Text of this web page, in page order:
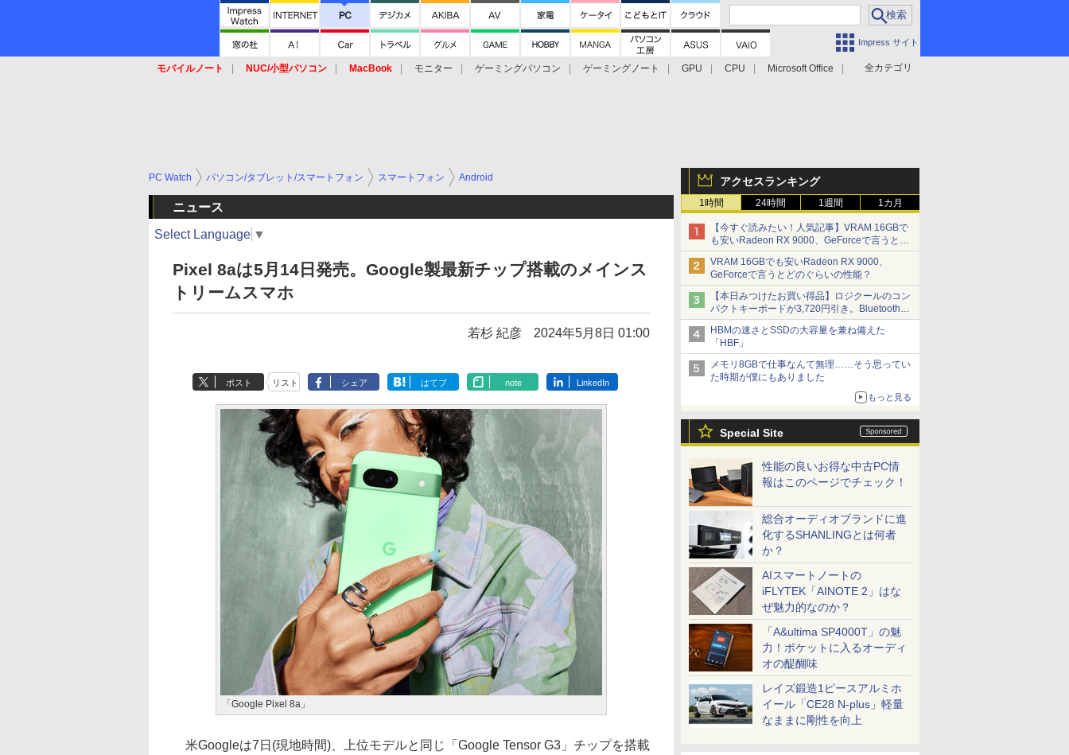
Impress サイト
全カテゴリ
モバイルノート NUC/小型パソコン MacBook モニター ゲーミングパソコン ゲーミングノート GPU CPU
Microsoft Office
アクセスランキング
1時間 24時間 1週間 1カ月
【今すぐ読みたい！人気記事】VRAM 16GBで
も安いRadeon RX 9000、GeForceで言うとど
のぐらいの性能？ - PC Watch
VRAM 16GBでも安いRadeon RX 9000、
GeForceで言うとどのぐらいの性能？
【本日みつけたお買い得品】ロジクールのコン
パクトキーボードが3,720円引き。Bluetoothで3
台接続対応
HBMの速さとSSDの大容量を兼ね備えた
「HBF」
メモリ8GBで仕事なんて無理……そう思ってい
た時期が僕にもありました
もっと見る
Special Site
性能の良いお得な中古PC情
報はこのページでチェック！
総合オーディオブランドに進
化するSHANLINGとは何者
か？
AIスマートノートの
iFLYTEK「AINOTE 2」はな
ぜ魅力的なのか？
「A&ultima SP4000T」の魅
力！ポケットに入るオーディ
オの醍醐味
レイズ鍛造1ピースアルミホ
イール「CE28 N-plus」軽量
なままに剛性を向上
PC Watch パソコン/タブレット/スマートフォン スマートフォン Android
ニュース
Select Language ▼
Pixel 8aは5月14日発売。Google製最新チップ搭載のメインス
トリームスマホ
若杉 紀彦 2024年5月8日 01:00
ポスト リスト シェア はてブ note LinkedIn
「Google Pixel 8a」
米Googleは7日(現地時間)、上位モデルと同じ「Google Tensor G3」チップを搭載